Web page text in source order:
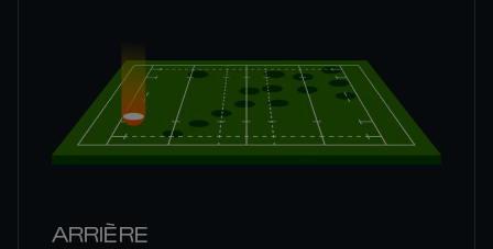
ARRIÈRE